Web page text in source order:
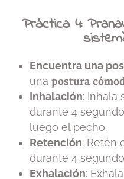
Práctica 4:
Encuentra una
una postura
Inhalación: Inhala
durante 4
luego el pecho.
Retención: Retén
durante 4
Exhalación: